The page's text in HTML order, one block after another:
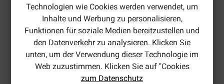
Technologien wie Cookies werden verwendet, um
Inhalte und Werbung zu personalisieren,
Funktionen für soziale Medien bereitzustellen und
den Datenverkehr zu analysieren. Klicken Sie
unten, um der Verwendung dieser Technologie im
Web zuzustimmen. Klicken Sie auf "Cookies
zum Datenschutz